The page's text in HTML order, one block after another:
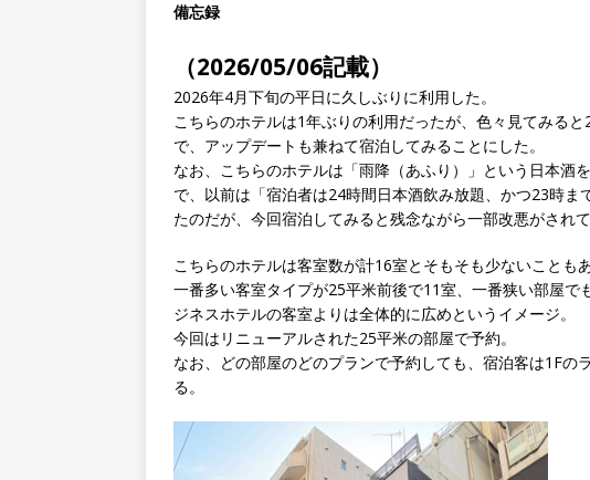
備忘録
（2026/05/06記載）
2026年4月下旬の平日に久しぶりに利用した。
こちらのホテルは1年ぶりの利用だったが、色々見てみる
で、アップデートも兼ねて宿泊してみることにした。
なお、こちらのホテルは「雨降（あふり）」という日本酒
で、以前は「宿泊者は24時間日本酒飲み放題、かつ23時
たのだが、今回宿泊してみると残念ながら一部改悪がされて
こちらのホテルは客室数が計16室とそもそも少ないことも
一番多い客室タイプが25平米前後で11室、一番狭い部屋
ジネスホテルの客室よりは全体的に広めというイメージ。
今回はリニューアルされた25平米の部屋で予約。
なお、どの部屋のどのプランで予約しても、宿泊客は1Fの
る。